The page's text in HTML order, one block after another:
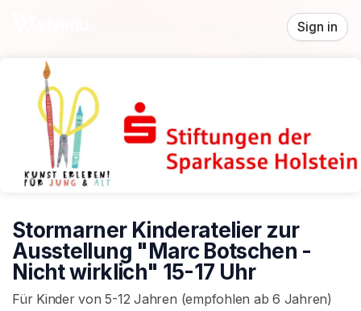
Sign in
Stormarner Kinderatelier zur
Ausstellung "Marc Botschen -
Nicht wirklich" 15-17 Uhr
Für Kinder von 5-12 Jahren (empfohlen ab 6 Jahren)